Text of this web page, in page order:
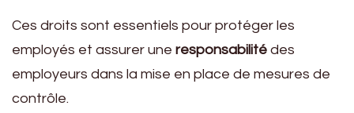
Ces droits sont essentiels pour protéger les
employés et assurer une responsabilité des
employeurs dans la mise en place de mesures de
contrôle.